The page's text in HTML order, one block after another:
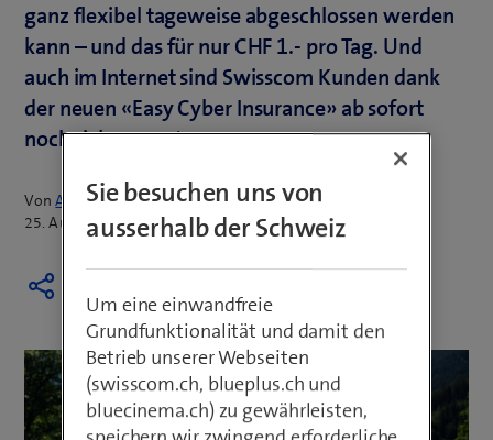
ganz flexibel tageweise abgeschlossen werden
kann – und das für nur CHF 1.- pro Tag. Und
auch im Internet sind Swisscom Kunden dank
der neuen «Easy Cyber Insurance» ab sofort
noch sicherer unterwegs.
VonAnnina Merk
25. August 2020
Sie besuchen uns von
ausserhalb der Schweiz
Um eine einwandfreie
Grundfunktionalität und damit den
Betrieb unserer Webseiten
(swisscom.ch, blueplus.ch und
bluecinema.ch) zu gewährleisten,